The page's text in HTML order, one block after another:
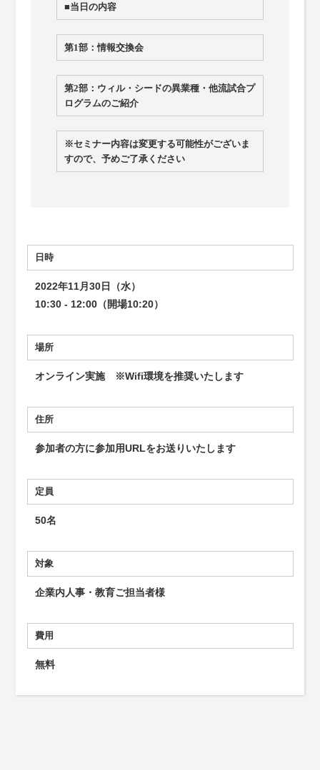
■当日の内容
第1部：情報交換会
第2部：ウィル・シードの異業種・他流試合プ
ログラムのご紹介
※セミナー内容は変更する可能性がございま
すので、予めご了承ください
日時
2022年11月30日（水）
10:30 - 12:00（開場10:20）
場所
オンライン実施 ※Wifi環境を推奨いたします
住所
参加者の方に参加用URLをお送りいたします
定員
50名
対象
企業内人事・教育ご担当者様
費用
無料